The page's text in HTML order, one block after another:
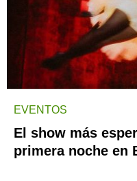
EVENTOS
El show más
primera noche en